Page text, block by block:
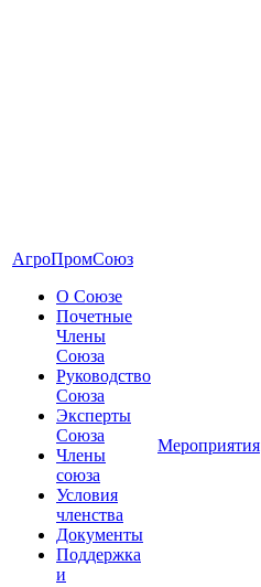
АгроПромСоюз
О Союзе
Почетные
Члены
Союза
Руководство
Союза
Эксперты
Союза
Члены
союза
Условия
членства
Документы
Поддержка
и
Мероприятия